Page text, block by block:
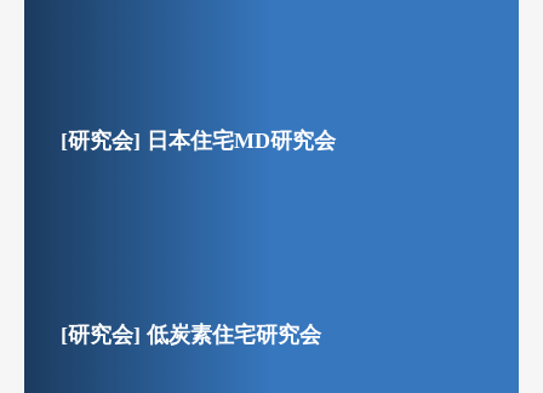
[研究会] 日本住宅MD研究会
[研究会] 低炭素住宅研究会